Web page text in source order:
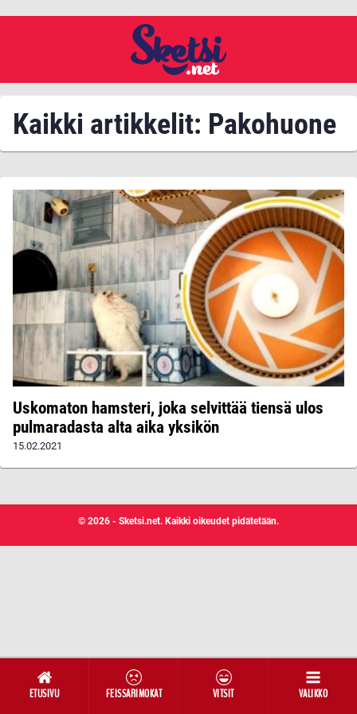
ETUSIVU FEISSARIMOKAT VITSIT VALIKKO
Kaikki artikkelit: Pakohuone
Uskomaton hamsteri, joka selvittää tiensä ulos
pulmaradasta alta aika yksikön
15.02.2021
© 2026 - Sketsi.net. Kaikki oikeudet pidätetään.